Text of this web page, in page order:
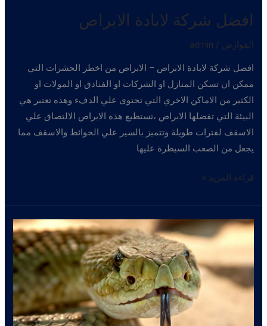
افضل شركة لابادة الابراص
القوارض /
admin
افضل شركة لابادة الابراص – الابراص من اخطر الحشرات التي
ممكن ان تسكن المنازل او الشركات او الفنادق او المولات او
الكثير من الاماكن الاخري التي تحتوى علي الدفء وهذه تعتبر هي
البيئة التي تفضلها الابراص ،تستطيع هذه الابراص الالتصاق علي
الاسقف لفترات طويلة وتتميز بالسير علي الحوائط والاسقف مما
يجعل من الصعب السيطرة عليها
افضل
لابادة
الابراص
قراءة المزيد »